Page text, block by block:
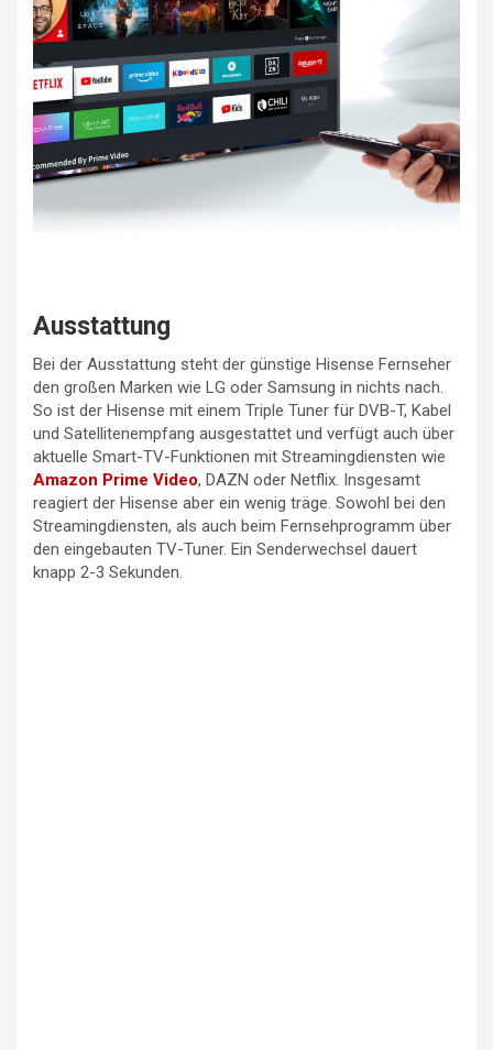
Ausstattung
Bei der Ausstattung steht der günstige Hisense Fernseher
den großen Marken wie LG oder Samsung in nichts nach.
So ist der Hisense mit einem Triple Tuner für DVB-T, Kabel
und Satellitenempfang ausgestattet und verfügt auch über
aktuelle Smart-TV-Funktionen mit Streamingdiensten wie
Amazon Prime Video, DAZN oder Netflix. Insgesamt
reagiert der Hisense aber ein wenig träge. Sowohl bei den
Streamingdiensten, als auch beim Fernsehprogramm über
den eingebauten TV-Tuner. Ein Senderwechsel dauert
knapp 2-3 Sekunden.